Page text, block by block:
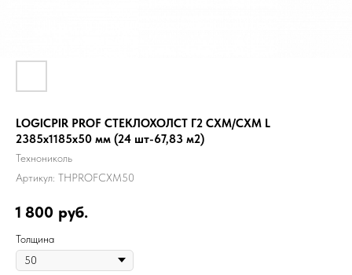
LOGICPIR PROF СТЕКЛОХОЛСТ Г2 СХМ/СХМ L
2385x1185x50 мм (24 шт-67,83 м2)
Технониколь
Артикул: ТНPROFСХМ50
1 800 руб.
Толщина